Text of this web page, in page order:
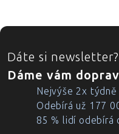
ZÁPATÍ
Dáte si newsletter?
Dáme vám
Nejvýše 2x týdně
Odebírá už 177
85 % lidí odebírá